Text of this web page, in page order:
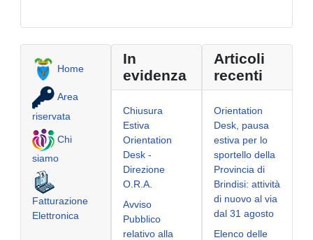
Home
Area
riservata
Chi
siamo
Fatturazione
Elettronica
In
evidenza
Chiusura
Estiva
Orientation
Desk -
Direzione
O.R.A.
Avviso
Pubblico
relativo alla
Articoli
recenti
Orientation
Desk, pausa
estiva per lo
sportello della
Provincia di
Brindisi: attività
di nuovo al via
dal 31 agosto
Elenco delle